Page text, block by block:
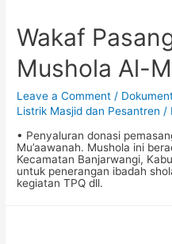
Wakaf
Mushola Al-
Leave a Comment /
Listrik Masjid dan Pesantren /
• Penyaluran donasi
Mu’aawanah. Mushola ini
Kecamatan Banjarwangi,
untuk penerangan ibadah
kegiatan TPQ dll.